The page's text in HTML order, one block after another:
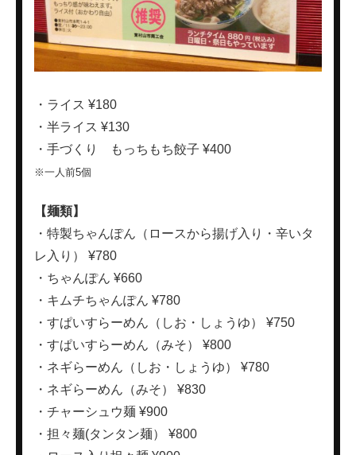
・ライス ¥180
・半ライス ¥130
・手づくり もっちもち餃子 ¥400
※一人前5個
【麺類】
・特製ちゃんぽん（ロースから揚げ入り・辛いタ
レ入り） ¥780
・ちゃんぽん ¥660
・キムチちゃんぽん ¥780
・すぱいすらーめん（しお・しょうゆ） ¥750
・すぱいすらーめん（みそ） ¥800
・ネギらーめん（しお・しょうゆ） ¥780
・ネギらーめん（みそ） ¥830
・チャーシュウ麺 ¥900
・担々麺(タンタン麺） ¥800